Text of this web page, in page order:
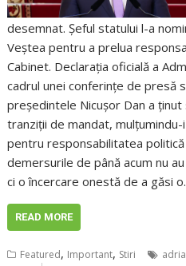
desemnat. Șeful statului l-a
Veștea pentru a prelua
Cabinet. Declarația oficială a
cadrul unei conferințe de presă
președintele Nicușor Dan a
tranziții de mandat, mulțumindu-
pentru responsabilitatea
demersurile de până acum nu
ci o încercare onestă de a găsi
READ MORE
Featured, Important, Stiri